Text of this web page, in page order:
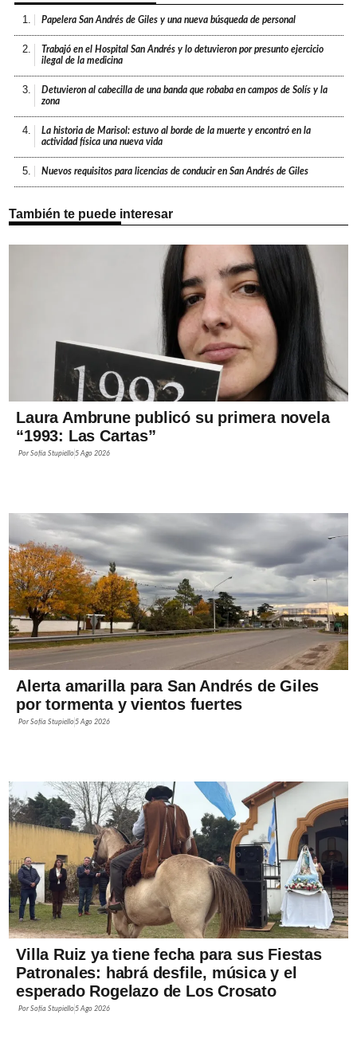
1. Papelera San Andrés de Giles y una nueva búsqueda de personal
2.
Trabajó en el Hospital San Andrés y lo detuvieron por presunto ejercicio
ilegal de la medicina
3.
Detuvieron al cabecilla de una banda que robaba en campos de Solís y la
zona
4.
La historia de Marisol: estuvo al borde de la muerte y encontró en la
actividad física una nueva vida
5. Nuevos requisitos para licencias de conducir en San Andrés de Giles
También te puede interesar
Laura Ambrune publicó su primera novela
“1993: Las Cartas”
PorSofía Stupiello 5 Ago 2026
Alerta amarilla para San Andrés de Giles
por tormenta y vientos fuertes
PorSofía Stupiello 5 Ago 2026
Villa Ruiz ya tiene fecha para sus Fiestas
Patronales: habrá desfile, música y el
esperado Rogelazo de Los Crosato
PorSofía Stupiello 5 Ago 2026